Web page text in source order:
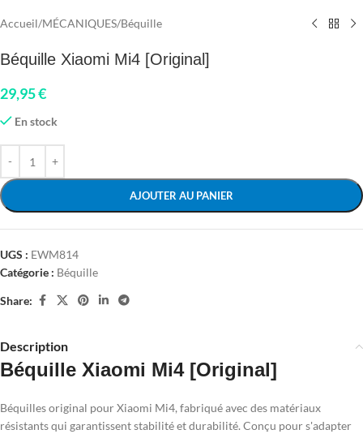
Accueil/MÉCANIQUES/Béquille
Béquille Xiaomi Mi4 [Original]
29,95€
En stock
AJOUTER AU PANIER
UGS : EWM814
Catégorie : Béquille
Share:
Description
Béquille Xiaomi Mi4 [Original]
Béquilles original pour Xiaomi Mi4, fabriqué avec des matériaux
résistants qui garantissent stabilité et durabilité. Conçu pour s'adapter